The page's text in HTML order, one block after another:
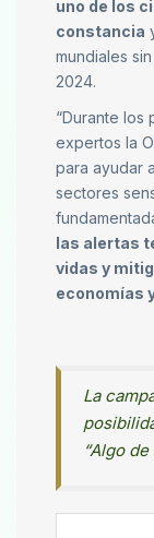
uno de los
constancia
mundiales
2024.
“Durante los
expertos la
para ayudar
sectores
las alertas
vidas y
economías
La
“Algo